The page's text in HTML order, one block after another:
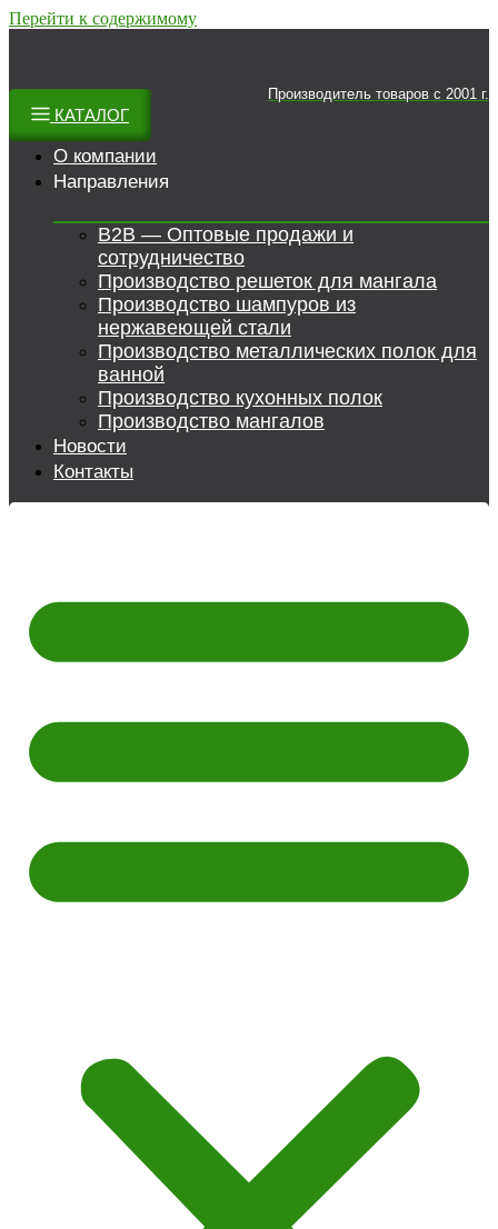
Перейти к содержимому
Производитель товаров c 2001 г.
КАТАЛОГ
О компании
Направления
B2B — Оптовые продажи и
сотрудничество
Производство решеток для мангала
Производство шампуров из
нержавеющей стали
Производство металлических полок для
ванной
Производство кухонных полок
Производство мангалов
Новости
Контакты